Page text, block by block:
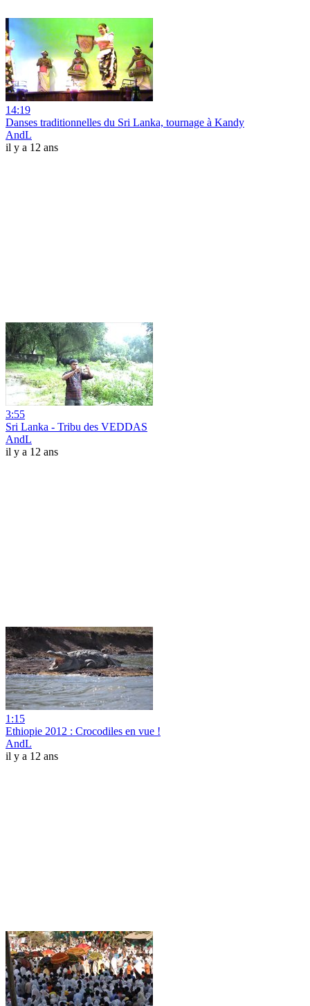
14:19
Danses traditionnelles du Sri Lanka, tournage à Kandy
AndL
il y a 12 ans
3:55
Sri Lanka - Tribu des VEDDAS
AndL
il y a 12 ans
1:15
Ethiopie 2012 : Crocodiles en vue !
AndL
il y a 12 ans